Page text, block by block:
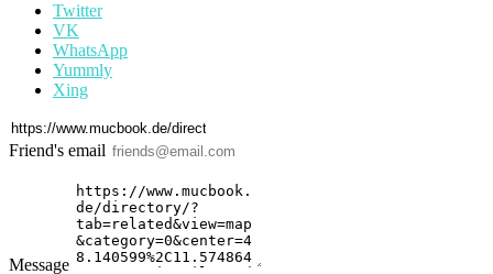
Twitter
VK
WhatsApp
Yummly
Xing
Friend's email
Message